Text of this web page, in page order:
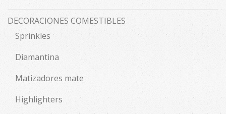
DECORACIONES COMESTIBLES
Sprinkles
Diamantina
Matizadores mate
Highlighters